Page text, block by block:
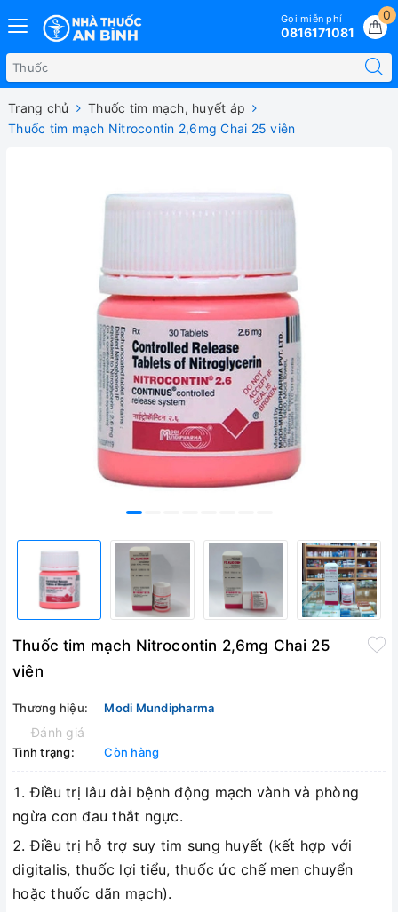
0
Gọi miễn phí
0816171081
Trang chủ
Thuốc tim mạch, huyết áp
Thuốc tim mạch Nitrocontin 2,6mg Chai 25 viên
Thuốc tim mạch Nitrocontin 2,6mg Chai 25
viên
Thương hiệu: Modi Mundipharma
Đánh giá
Tình trạng: Còn hàng
Điều trị lâu dài bệnh động mạch vành và phòng
ngừa cơn đau thắt ngực.
Điều trị hỗ trợ suy tim sung huyết (kết hợp với
digitalis, thuốc lợi tiểu, thuốc ức chế men chuyển
hoặc thuốc dãn mạch).